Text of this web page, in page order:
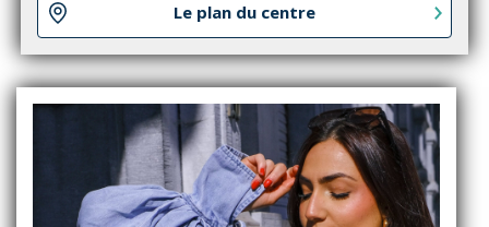
Le plan du centre